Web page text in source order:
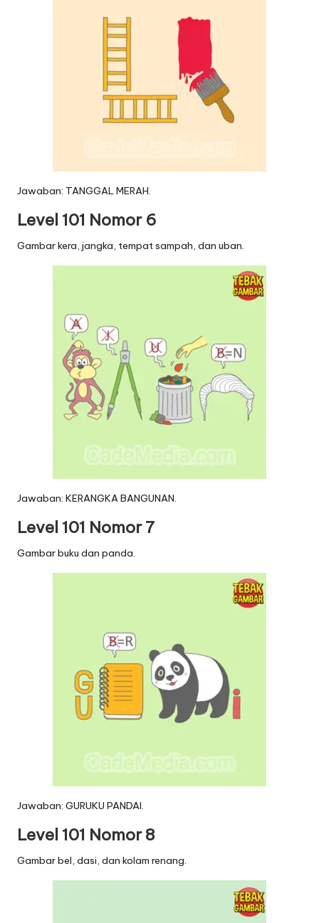
Jawaban: TANGGAL MERAH.
Level 101 Nomor 6
Gambar kera, jangka, tempat sampah, dan uban.
Jawaban: KERANGKA BANGUNAN.
Level 101 Nomor 7
Gambar buku dan panda.
Jawaban: GURUKU PANDAI.
Level 101 Nomor 8
Gambar bel, dasi, dan kolam renang.